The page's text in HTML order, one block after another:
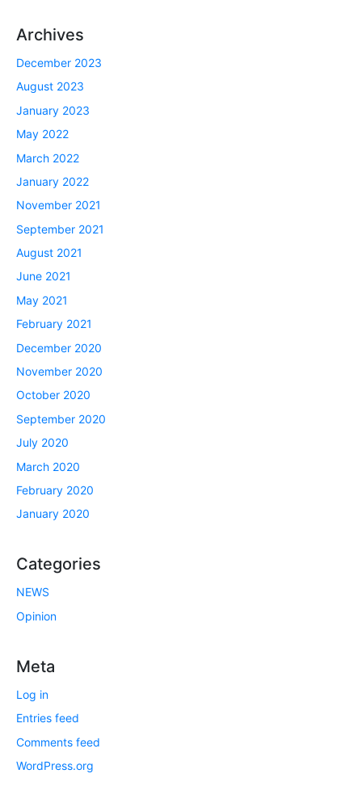
Archives
December 2023
August 2023
January 2023
May 2022
March 2022
January 2022
November 2021
September 2021
August 2021
June 2021
May 2021
February 2021
December 2020
November 2020
October 2020
September 2020
July 2020
March 2020
February 2020
January 2020
Categories
NEWS
Opinion
Meta
Log in
Entries feed
Comments feed
WordPress.org